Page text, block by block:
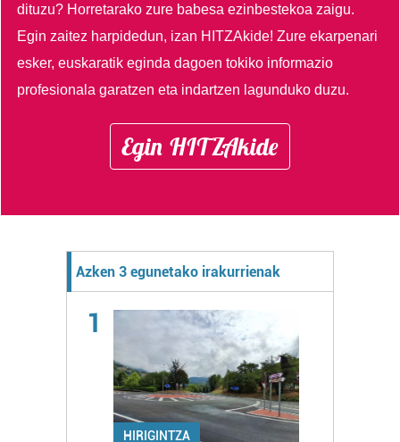
dituzu? Horretarako zure babesa ezinbestekoa zaigu.
Egin zaitez harpidedun, izan HITZAkide!Zure ekarpenari
esker, euskaratik eginda dagoen tokiko informazio
profesionala garatzen eta indartzen lagunduko duzu.
Egin HITZAkide
Azken 3 egunetako irakurrienak
1
HIRIGINTZA